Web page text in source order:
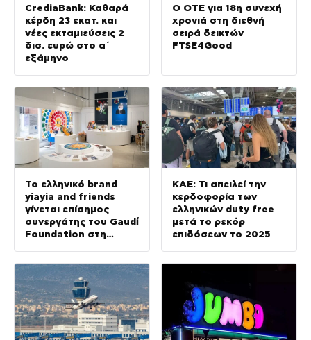
CrediaBank: Καθαρά
κέρδη 23 εκατ. και
νέες εκταμιεύσεις 2
δισ. ευρώ στο α΄
εξάμηνο
Ο ΟΤΕ για 18η συνεχή
χρονιά στη διεθνή
σειρά δεικτών
FTSE4Good
Το ελληνικό brand
yiayia and friends
γίνεται επίσημος
συνεργάτης του Gaudí
Foundation στη
ΚΑΕ: Τι απειλεί την
κερδοφορία των
ελληνικών duty free
μετά το ρεκόρ
επιδόσεων το 2025